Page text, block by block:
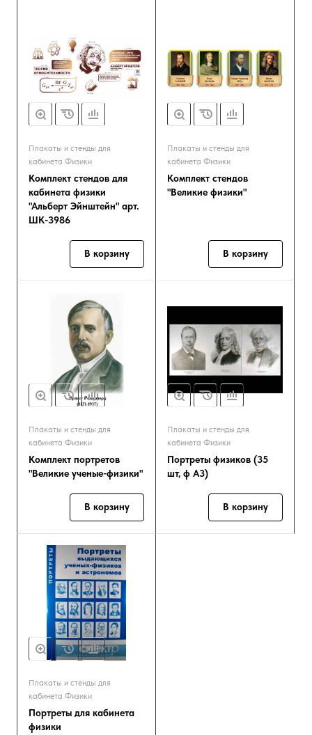
Плакаты и стенды для
кабинета Физики
Комплект стендов для
кабинета физики
"Альберт Эйнштейн" арт.
ШК-3986
В корзину
Плакаты и стенды для
кабинета Физики
Комплект стендов
"Великие физики"
В корзину
Плакаты и стенды для
кабинета Физики
Комплект портретов
"Великие ученые-физики"
В корзину
Плакаты и стенды для
кабинета Физики
Портреты физиков (35
шт, ф А3)
В корзину
Плакаты и стенды для
кабинета Физики
Портреты для кабинета
физики